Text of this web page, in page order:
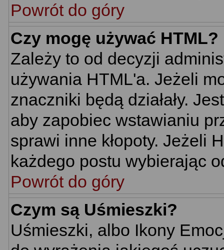
Powrót do góry
Czy mogę używać HTML?
Zależy to od decyzji
używania HTML'a. Jeżeli
znaczniki będą działały.
aby zapobiec wstawianiu
sprawi inne kłopoty. Jeżeli
każdego postu wybierając
Powrót do góry
Czym są Uśmieszki?
Uśmieszki, albo Ikony